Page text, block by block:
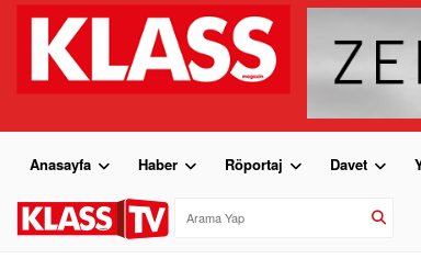
Anasayfa Haber Röportaj Davet